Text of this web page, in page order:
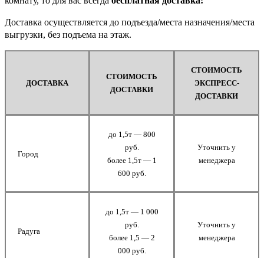
Доставка осуществляется до подъезда/места назначения/места
выгрузки, без подъема на этаж.
ДОСТАВКА
СТОИМОСТЬ
ДОСТАВКИ
СТОИМОСТЬ
ЭКСПРЕСС-
ДОСТАВКИ
Город
до 1,5т — 800
руб.
более 1,5т — 1
600 руб.
Уточнить у
менеджера
Радуга
до 1,5т — 1 000
руб.
более 1,5 — 2
000 руб.
Уточнить у
менеджера